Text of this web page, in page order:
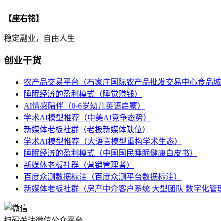
【座右铭】
稳定副业，自由人生
创业干货
农产品交易平台（石家庄国际农产品批发交易中心食品
睡眠经济的盈利模式（睡觉赚钱）
AI情感陪伴（0-6岁幼儿英语启蒙）
学术AI模型推荐（中美AI竞争态势）
新媒体老板社群（老板新媒体缺位）
学术AI模型推荐（大语言模型重构学术生态）
睡眠经济的盈利模式（中国国民睡眠健康白皮书）
新媒体老板社群（营销管理者）
百度众测数据标注（百度众测平台数据标注）
新媒体老板社群（房产中介客户系统 大型团队 数字化管